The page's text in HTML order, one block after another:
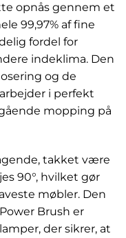
opnås gennem et
99,97% af fine
fordel for
indeklima. Den
og de
i perfekt
mopping på
takket være
90°, hvilket gør
møbler. Den
Brush er
der sikrer, at